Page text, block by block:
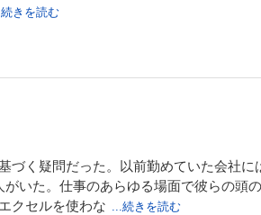
きを読む
く疑問だった。以前勤めていた会社に
いた。仕事のあらゆる場面で彼らの頭
クセルを使わな ...続きを読む